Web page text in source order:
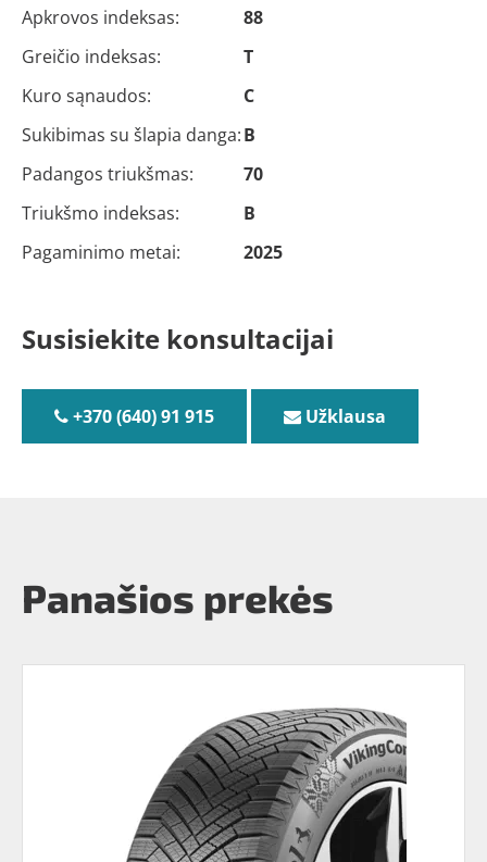
Apkrovos indeksas:
88
Greičio indeksas:
T
Kuro sąnaudos:
C
Sukibimas su šlapia danga:B
Padangos triukšmas:
70
Triukšmo indeksas:
B
Pagaminimo metai:
2025
Susisiekite konsultacijai
+370 (640) 91 915 Užklausa
Panašios prekės